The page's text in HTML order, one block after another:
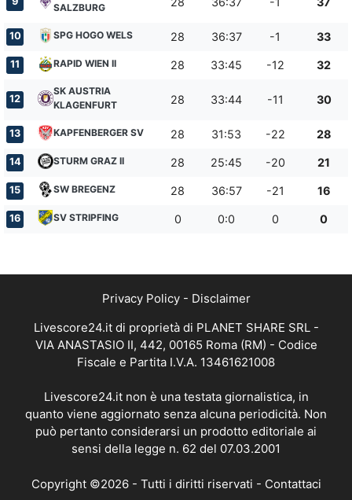
SALZBURG
10 SPG HOGO WELS 28 36:37 -1 33
11 RAPID WIEN II 28 33:45 -12 32
12
SK AUSTRIA
KLAGENFURT
28 33:44 -11 30
13 KAPFENBERGER SV 28 31:53 -22 28
14 STURM GRAZ II 28 25:45 -20 21
15 SW BREGENZ 28 36:57 -21 16
16 SV STRIPFING 0 0:0 0 0
Privacy Policy- Disclaimer
Livescore24.it di proprietà di PLANET SHARE SRL -
VIA ANASTASIO II, 442, 00165 Roma (RM) - Codice
Fiscale e Partita I.V.A. 13461621008
Livescore24.it non è una testata giornalistica, in
quanto viene aggiornato senza alcuna periodicità. Non
può pertanto considerarsi un prodotto editoriale ai
sensi della legge n. 62 del 07.03.2001
Copyright ©2026 - Tutti i diritti riservati - Contattaci